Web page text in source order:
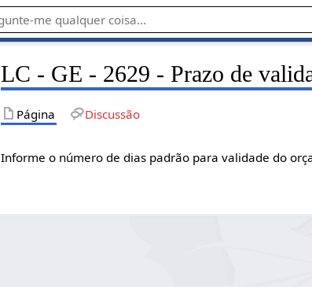
LC - GE - 2629 - Prazo de
Página Discussão
Informe o número de dias padrão para validade do